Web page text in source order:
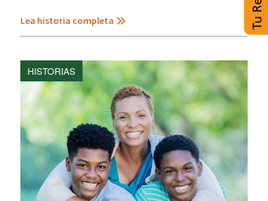
Lea historia completa
HISTORIAS